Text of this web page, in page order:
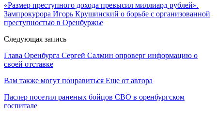
«Размер преступного дохода превысил миллиард рублей».
Зампрокурора Игорь Крушинский о борьбе с организованной
преступностью в Оренбуржье
Следующая запись
Глава Оренбурга Сергей Салмин опроверг информацию о
своей отставке
Вам также могут понравиться Еще от автора
Паслер посетил раненых бойцов СВО в оренбургском
госпитале